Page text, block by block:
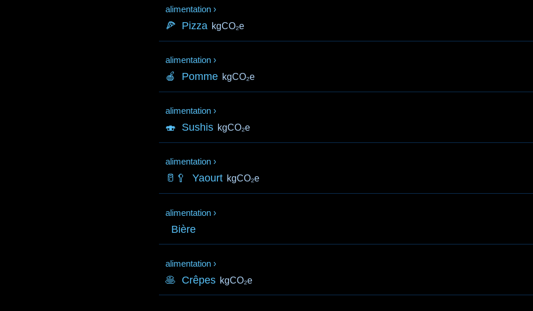
alimentation ›
🍕 Pizza kgCO₂e
alimentation ›
🍎 Pomme kgCO₂e
alimentation ›
🍣 Sushis kgCO₂e
alimentation ›
🥛🥄 Yaourt kgCO₂e
alimentation ›
Bière
alimentation ›
🥞 Crêpes kgCO₂e